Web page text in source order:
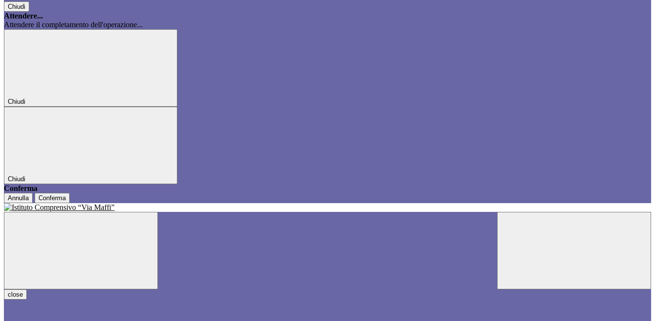
Chiudi
Attendere...
Attendere il completamento dell'operazione...
Chiudi
Chiudi
Conferma
Annulla Conferma
close